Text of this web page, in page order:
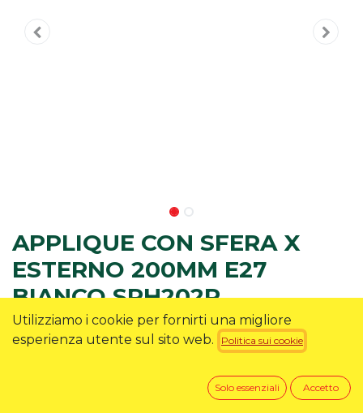
APPLIQUE CON SFERA X
ESTERNO 200MM E27
BIANCO SPH202P
Applique da esterno del marchio Velamp modello
APOLUX SPH202P colore bianco
Utilizziamo i cookie per fornirti una migliore
esperienza utente sul sito web.
Politica sui cookie
Solo essenziali Accetto